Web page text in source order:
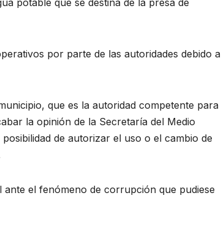
potable que se destina de la presa de
por parte de las autoridades debido a
que es la autoridad competente para
la opinión de la Secretaría del Medio
de autorizar el uso o el cambio de
el fenómeno de corrupción que pudiese